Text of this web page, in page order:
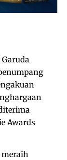
Awards
meraih